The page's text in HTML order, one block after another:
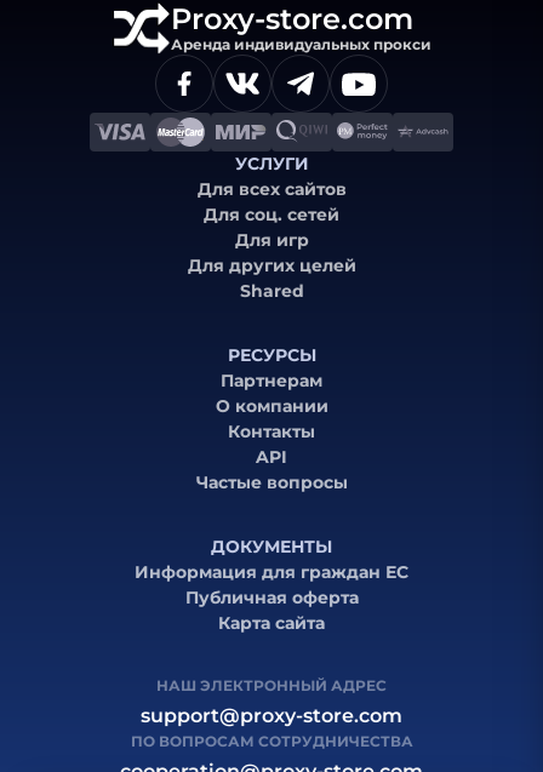
Proxy-store.com
Аренда индивидуальных прокси
УСЛУГИ
Для всех сайтов
Для соц. сетей
Для игр
Для других целей
Shared
РЕСУРСЫ
Партнерам
О компании
Контакты
API
Частые вопросы
ДОКУМЕНТЫ
Информация для граждан ЕС
Публичная оферта
Карта сайта
НАШ ЭЛЕКТРОННЫЙ АДРЕС
support@proxy-store.com
ПО ВОПРОСАМ СОТРУДНИЧЕСТВА